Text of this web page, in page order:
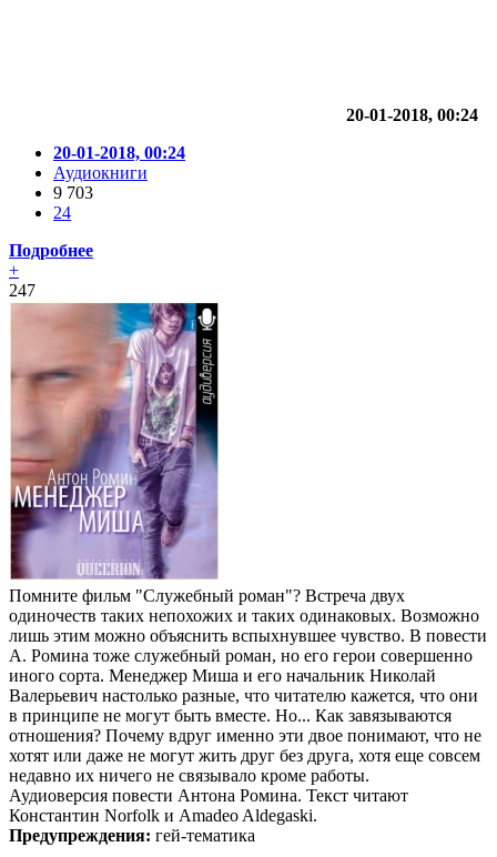
20-01-2018, 00:24
20-01-2018, 00:24
Аудиокниги
9 703
24
Подробнее
+
247
Помните фильм "Служебный роман"? Встреча двух
одиночеств таких непохожих и таких одинаковых. Возможно
лишь этим можно объяснить вспыхнувшее чувство. В повести
А. Ромина тоже служебный роман, но его герои совершенно
иного сорта. Менеджер Миша и его начальник Николай
Валерьевич настолько разные, что читателю кажется, что они
в принципе не могут быть вместе. Но... Как завязываются
отношения? Почему вдруг именно эти двое понимают, что не
хотят или даже не могут жить друг без друга, хотя еще совсем
недавно их ничего не связывало кроме работы.
Аудиоверсия повести Антона Ромина. Текст читают
Константин Norfolk и Amadeo Aldegaski.
Предупреждения: гей-тематика